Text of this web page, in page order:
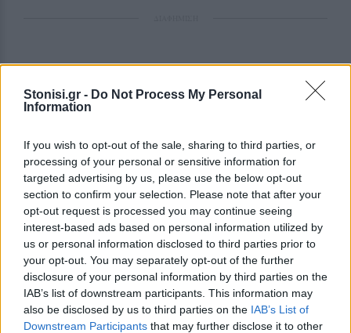
Stonisi.gr - Do Not Process My Personal
Information
If you wish to opt-out of the sale, sharing to third parties, or
processing of your personal or sensitive information for
targeted advertising by us, please use the below opt-out
section to confirm your selection. Please note that after your
opt-out request is processed you may continue seeing
interest-based ads based on personal information utilized by
us or personal information disclosed to third parties prior to
your opt-out. You may separately opt-out of the further
disclosure of your personal information by third parties on the
IAB’s list of downstream participants. This information may
also be disclosed by us to third parties on the IAB’s List of
Downstream Participants that may further disclose it to other